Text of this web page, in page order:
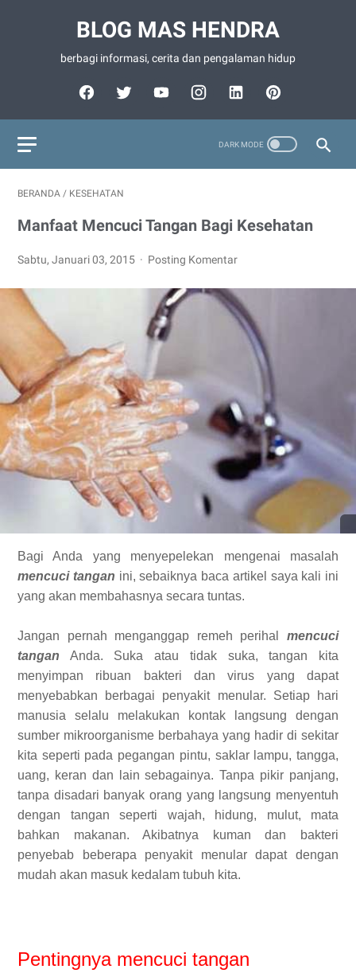
BLOG MAS HENDRA
berbagi informasi, cerita dan pengalaman hidup
BERANDA / KESEHATAN
Manfaat Mencuci Tangan Bagi Kesehatan
Sabtu, Januari 03, 2015 Posting Komentar
Bagi Anda yang menyepelekan mengenai masalah
mencuci tangan ini, sebaiknya baca artikel saya kali ini
yang akan membahasnya secara tuntas.
Jangan pernah menganggap remeh perihal mencuci
tangan Anda. Suka atau tidak suka, tangan kita
menyimpan ribuan bakteri dan virus yang dapat
menyebabkan berbagai penyakit menular. Setiap hari
manusia selalu melakukan kontak langsung dengan
sumber mikroorganisme berbahaya yang hadir di sekitar
kita seperti pada pegangan pintu, saklar lampu, tangga,
uang, keran dan lain sebagainya. Tanpa pikir panjang,
tanpa disadari banyak orang yang langsung menyentuh
dengan tangan seperti wajah, hidung, mulut, mata
bahkan makanan. Akibatnya kuman dan bakteri
penyebab beberapa penyakit menular dapat dengan
mudah akan masuk kedalam tubuh kita.
Pentingnya mencuci tangan